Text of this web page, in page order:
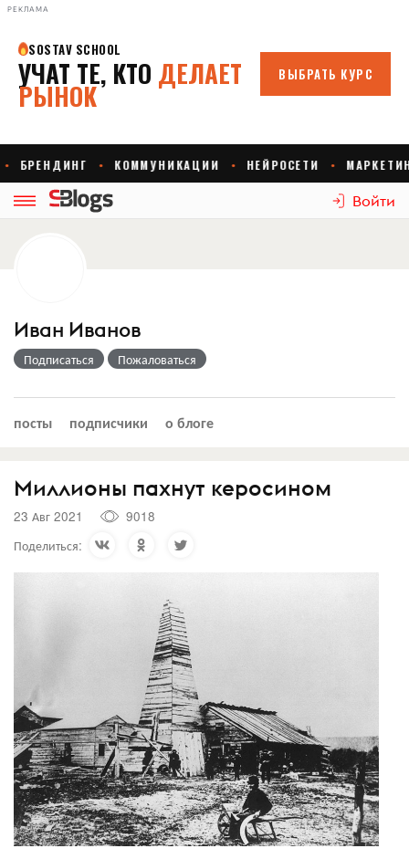
РЕКЛАМА
Войти
Иван Иванов
Подписаться Пожаловаться
посты подписчики о блоге
Миллионы пахнут керосином
23 Авг 2021
9018
Поделиться: